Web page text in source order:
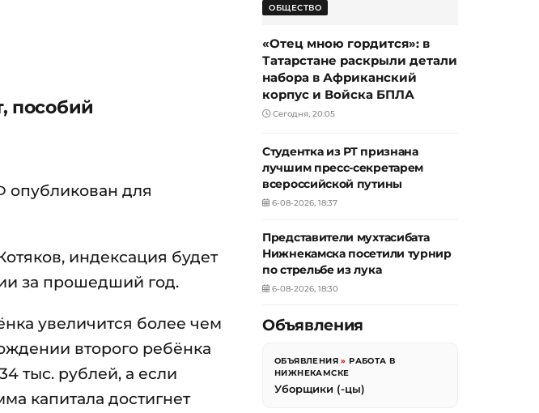
пособий
опубликован для
индексация будет
за прошедший год.
увеличится более чем
второго ребёнка
тыс. рублей, а если
капитала достигнет
ОБЩЕСТВО
«Отец мною гордится»: в
Татарстане раскрыли детали
набора в Африканский
корпус и Войска БПЛА
Сегодня, 20:05
Студентка из РТ признана
лучшим пресс-секретарем
всероссийской путины
6-08-2026, 18:37
Представители мухтасибата
Нижнекамска посетили турнир
по стрельбе из лука
6-08-2026, 18:30
Объявления
ОБЪЯВЛЕНИЯ »РАБОТА В
НИЖНЕКАМСКЕ
Уборщики (-цы)